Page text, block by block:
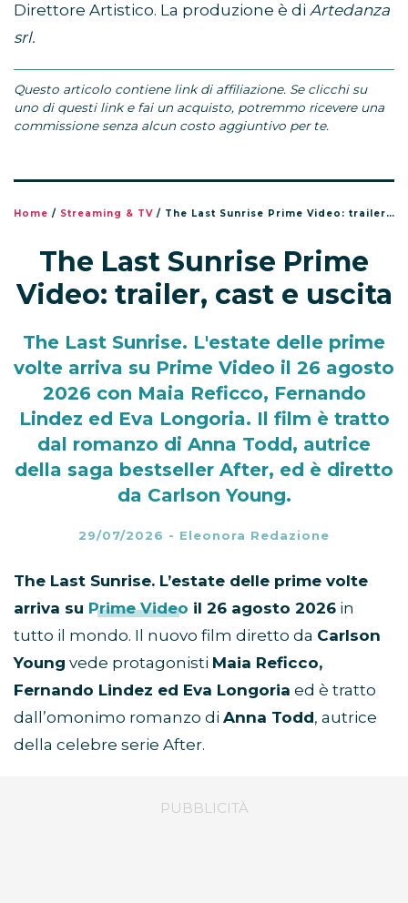
Direttore Artistico. La produzione è di Artedanza
srl.
Questo articolo contiene link di affiliazione. Se clicchi su
uno di questi link e fai un acquisto, potremmo ricevere una
commissione senza alcun costo aggiuntivo per te.
Home / Streaming & TV / The Last Sunrise Prime Video: trailer, cast e uscita
The Last Sunrise Prime
Video: trailer, cast e uscita
The Last Sunrise. L'estate delle prime
volte arriva su Prime Video il 26 agosto
2026 con Maia Reficco, Fernando
Lindez ed Eva Longoria. Il film è tratto
dal romanzo di Anna Todd, autrice
della saga bestseller After, ed è diretto
da Carlson Young.
29/07/2026 - Eleonora Redazione
The Last Sunrise. L’estate delle prime volte
arriva su Prime Video il 26 agosto 2026 in
tutto il mondo. Il nuovo film diretto da Carlson
Young vede protagonisti Maia Reficco,
Fernando Lindez ed Eva Longoria ed è tratto
dall’omonimo romanzo di Anna Todd, autrice
della celebre serie After.